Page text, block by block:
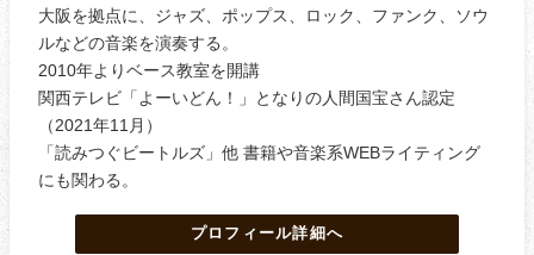
大阪を拠点に、ジャズ、ポップス、ロック、ファンク、ソウ
ルなどの音楽を演奏する。
2010年よりベース教室を開講
関西テレビ「よーいどん！」となりの人間国宝さん認定
（2021年11月）
「読みつぐビートルズ」他 書籍や音楽系WEBライティング
にも関わる。
プロフィール詳細へ